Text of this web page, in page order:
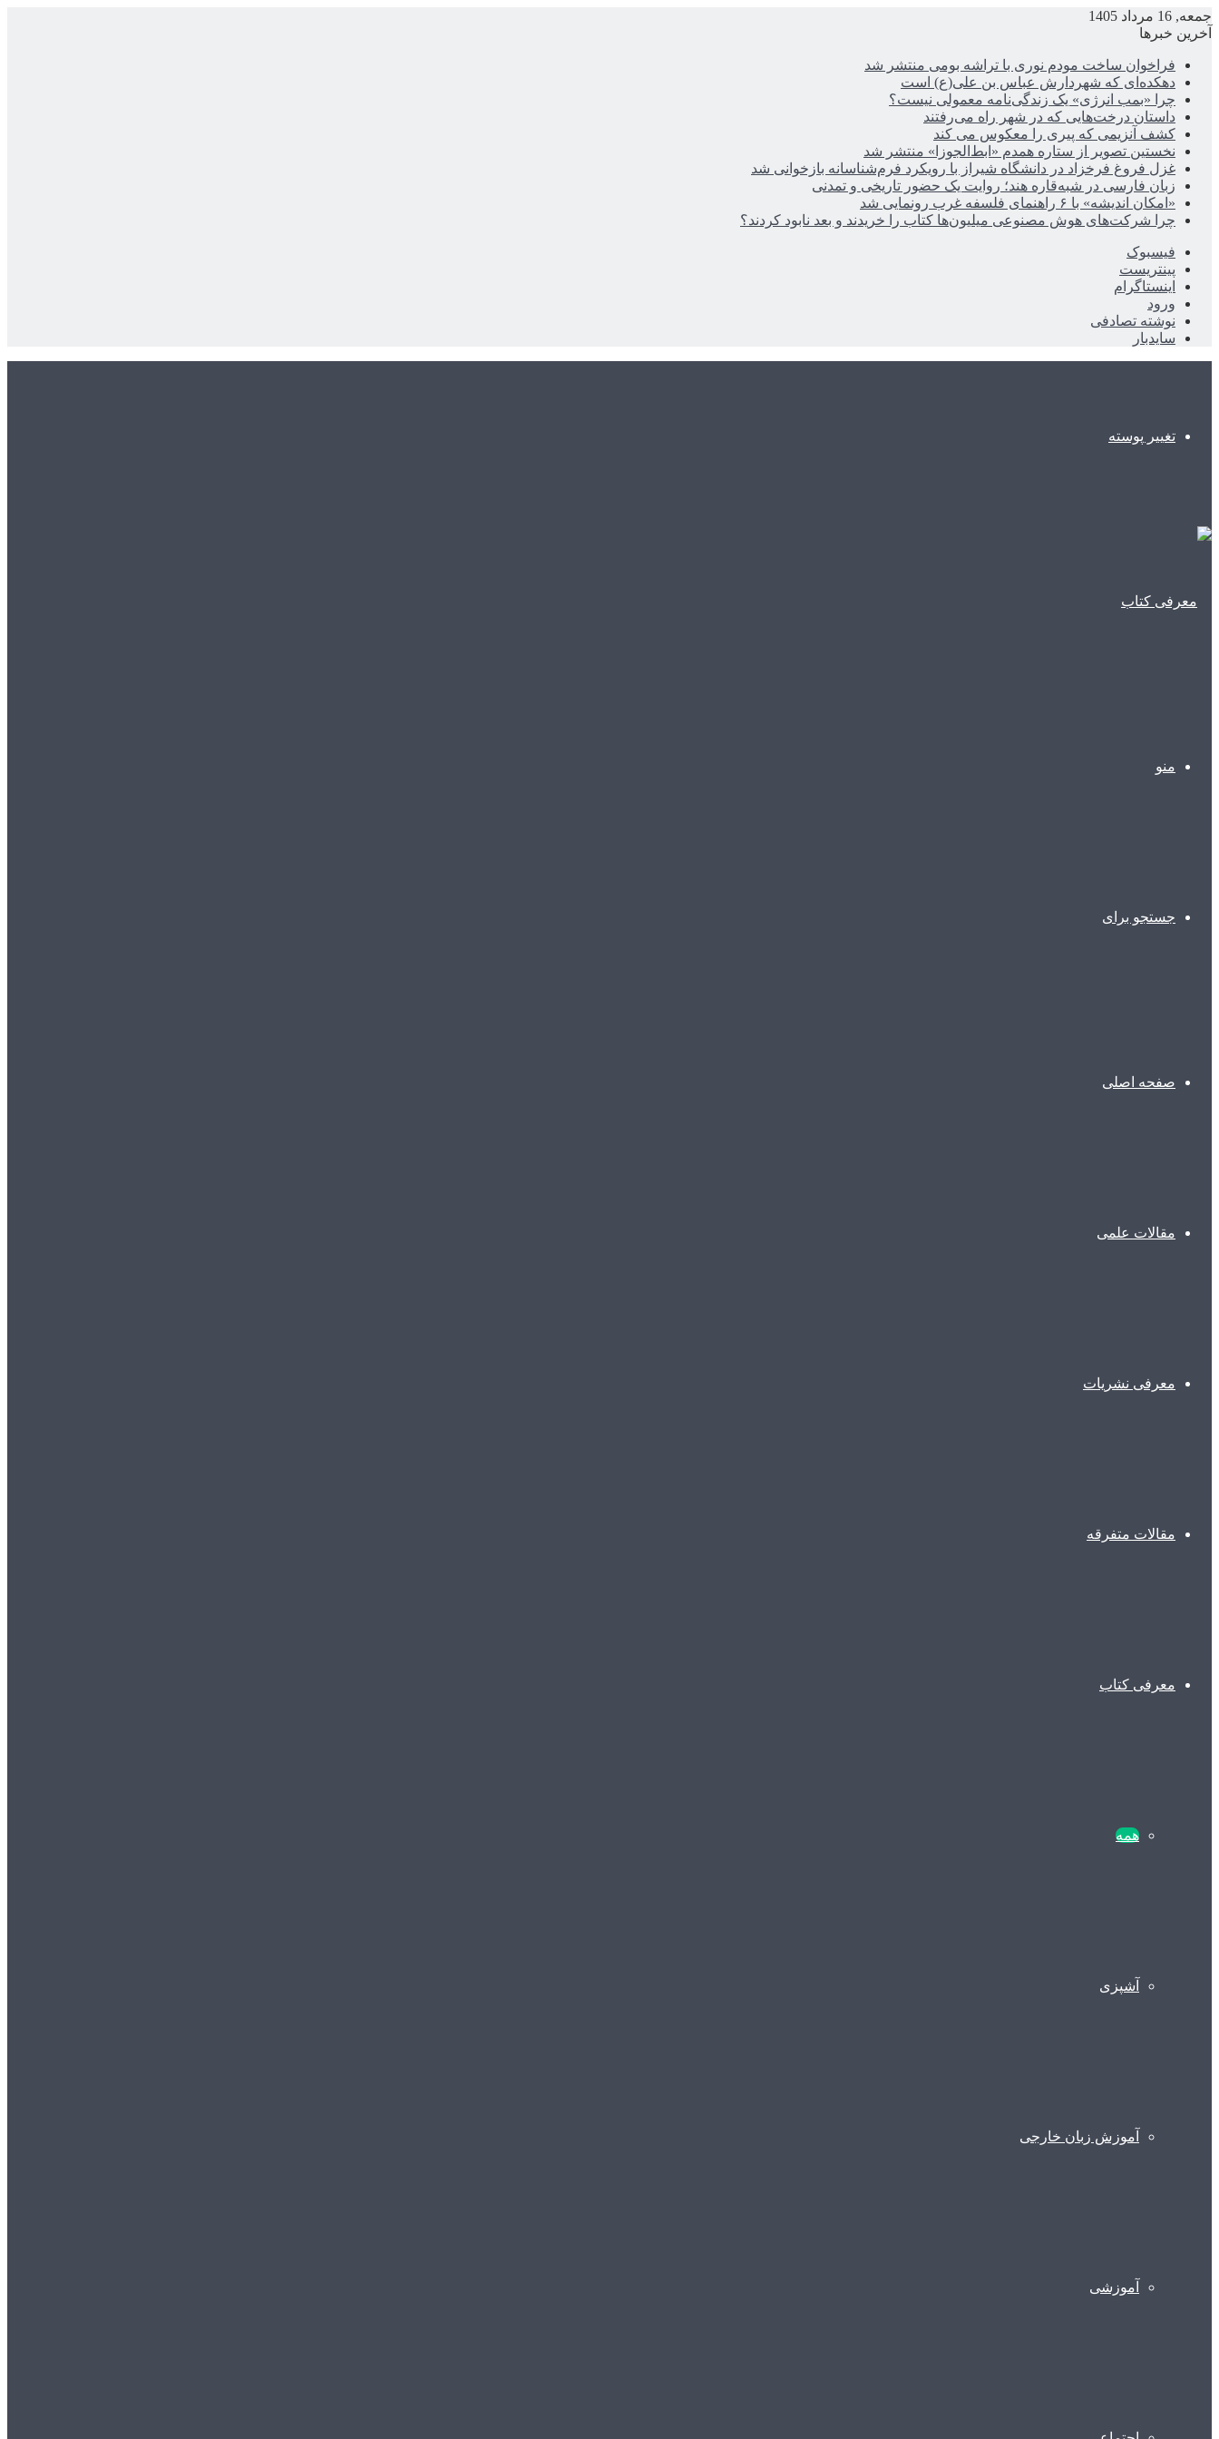
جمعه, 16 مرداد 1405
آخرین خبرها
فراخوان ساخت مودم نوری با تراشه بومی منتشر شد
دهکده‌ای که شهردارش عباس بن علی(ع) است
چرا «بمب انرژی» یک زندگی‌نامه معمولی نیست؟
داستان درخت‌هایی که در شهر راه می‌رفتند
کشف آنزیمی که پیری را معکوس می کند
نخستین تصویر از ستاره همدم «ابط‌الجوزا» منتشر شد
غزل فروغ فرخزاد در دانشگاه شیراز با رویکرد فرم‌شناسانه بازخوانی شد
زبان فارسی در شبه‌قاره هند؛ روایت یک حضور تاریخی و تمدنی
«امکان اندیشه» با ۶ راهنمای فلسفه غرب رونمایی شد
چرا شرکت‌های هوش مصنوعی میلیون‌ها کتاب را خریدند و بعد نابود کردند؟
فیسبوک
پینتریست
اینستاگرام
ورود
نوشته تصادفی
سایدبار
تغییر پوسته
منو
جستجو برای
صفحه اصلی
مقالات علمی
معرفی نشریات
مقالات متفرقه
معرفی کتاب
همه
آشپزی
آموزش زبان خارجی
آموزشی